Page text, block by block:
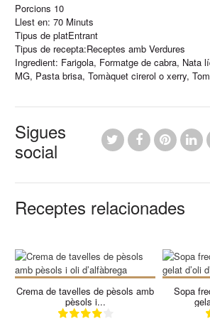
Porcions 10
Llest en:70 Minuts
Tipus de platEntrant
Tipus de recepta:Receptes amb Verdures
Ingredient: Farigola, Formatge de cabra, Nata
MG, Pasta brisa,Tomàquet cirerol o xerry,
Sigues
social
Receptes relacionades
Crema de tavelles de pèsols amb
pèsols i...
Sopa